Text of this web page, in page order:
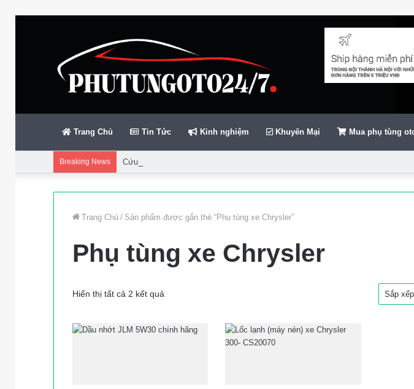
Trang Chủ Tin Tức Kinh nghiệm Khuyến Mại Mua phụ tùng
Breaking News Cứu gần 200 thuyền viên gặp sự cố trên biển
Trang Chủ / Sản phẩm được gắn thẻ “Phụ tùng xe Chrysler”
Phụ tùng xe Chrysler
Hiển thị tất cả 2 kết quả